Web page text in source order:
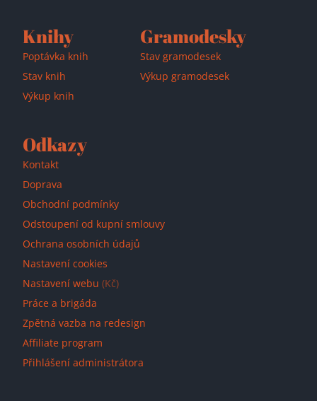
Knihy
Poptávka knih
Stav knih
Výkup knih
Gramodesky
Stav gramodesek
Výkup gramodesek
Odkazy
Kontakt
Doprava
Obchodní podmínky
Odstoupení od kupní smlouvy
Ochrana osobních údajů
Nastavení cookies
Nastavení webu (Kč)
Práce a brigáda
Zpětná vazba na redesign
Affiliate program
Přihlášení administrátora